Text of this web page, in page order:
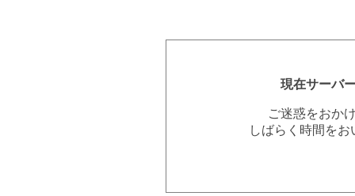
現在サーバ
ご迷惑をおか
しばらく時間を